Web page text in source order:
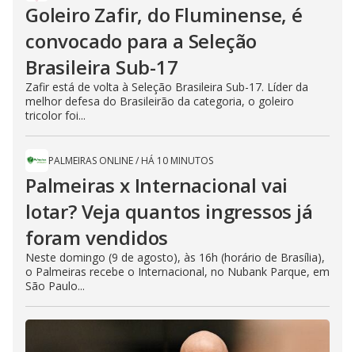
Goleiro Zafir, do Fluminense, é
convocado para a Seleção
Brasileira Sub-17
Zafir está de volta à Seleção Brasileira Sub-17. Líder da
melhor defesa do Brasileirão da categoria, o goleiro
tricolor foi...
PALMEIRAS ONLINE/ HÁ 10 MINUTOS
Palmeiras x Internacional vai
lotar? Veja quantos ingressos já
foram vendidos
Neste domingo (9 de agosto), às 16h (horário de Brasília),
o Palmeiras recebe o Internacional, no Nubank Parque, em
São Paulo...